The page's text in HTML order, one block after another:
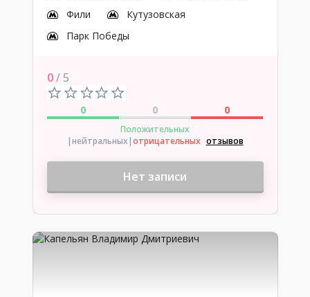
Фили
Кутузовская
Парк Победы
0/ 5
0 0 0
Положительных
|нейтральных|отрицательных отзывов
Нет записи